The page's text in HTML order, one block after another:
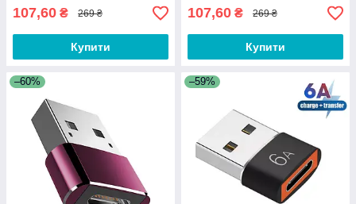
107,60 ₴ 269 ₴
Купити
107,60 ₴ 269 ₴
Купити
–60% –59%